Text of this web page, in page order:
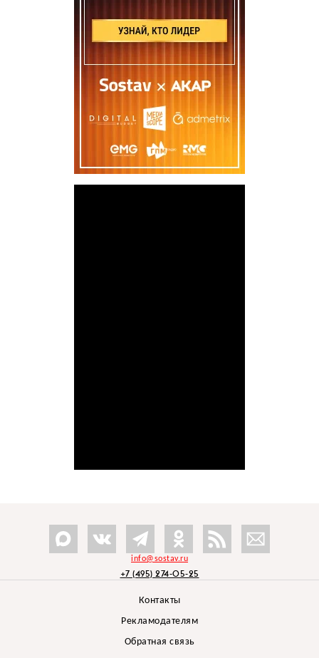
info@sostav.ru
+7 (495) 274-05-25
Контакты
Рекламодателям
Обратная связь